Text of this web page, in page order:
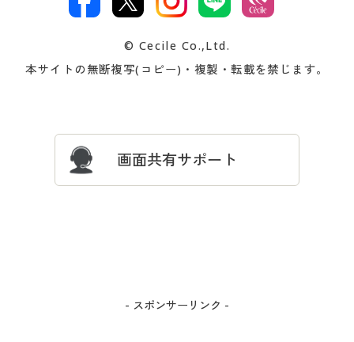
著作権・商標について 会社案内
プレゼント＆キャンペーン サイトマップ
交換・返品は お支払は
ついて
忘れの場合
© Cecile Co.,Ltd.
本サイトの無断複写(コピー)・複製・転載を禁じます。
画面共有サポート
- スポンサーリンク -